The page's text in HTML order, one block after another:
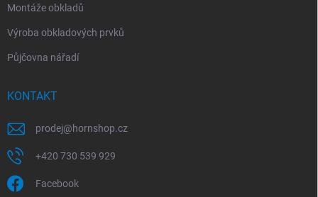
Montáže obkladů
Výroba obkladových prvků
Půjčovna nářadí
KONTAKT
prodej@hornshop.cz
+420 730 539 929
Facebook